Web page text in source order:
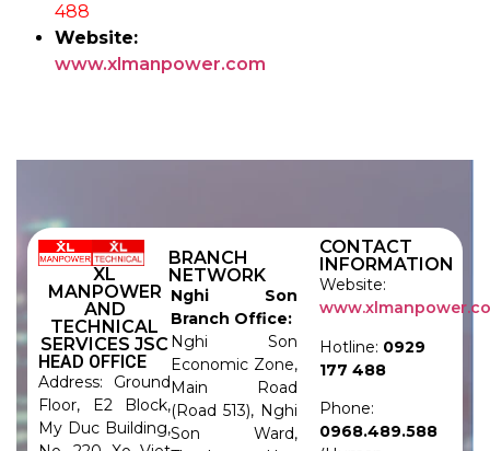
488
Website:
www.xlmanpower.com
XL
MANPOWER
AND
TECHNICAL
SERVICES JSC
HEAD OFFICE
Address: Ground
Floor, E2 Block,
My Duc Building,
BRANCH
NETWORK
Nghi Son
Branch Office:
Nghi Son
Economic Zone,
Main Road
(Road 513), Nghi
Son Ward,
CONTACT
INFORMATION
Website:
Hotline: 0929
177 488
Phone:
0968.489.588